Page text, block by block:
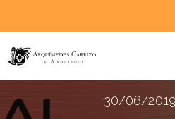
30/06/